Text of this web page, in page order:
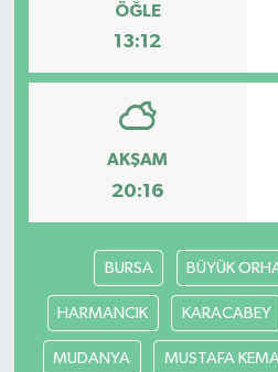
ÖĞLE
13:12
AKŞAM
20:16
BURSA BÜYÜK
HARMANCIK KARACABEY
MUDANYA MUSTAFA